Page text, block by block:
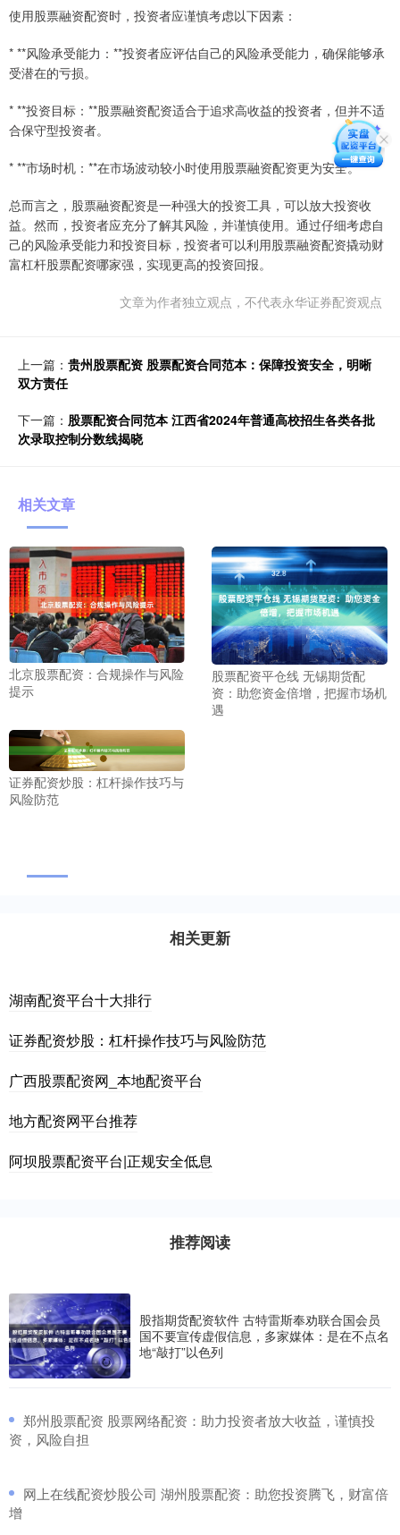
使用股票融资配资时，投资者应谨慎考虑以下因素：
* **风险承受能力：**投资者应评估自己的风险承受能力，确保能够承
受潜在的亏损。
* **投资目标：**股票融资配资适合于追求高收益的投资者，但并不适
合保守型投资者。
* **市场时机：**在市场波动较小时使用股票融资配资更为安全。
总而言之，股票融资配资是一种强大的投资工具，可以放大投资收
益。然而，投资者应充分了解其风险，并谨慎使用。通过仔细考虑自
己的风险承受能力和投资目标，投资者可以利用股票融资配资撬动财
富杠杆股票配资哪家强，实现更高的投资回报。
文章为作者独立观点，不代表永华证券配资观点
上一篇： 贵州股票配资 股票配资合同范本：保障投资安全，明晰
双方责任
下一篇： 股票配资合同范本 江西省2024年普通高校招生各类各批
次录取控制分数线揭晓
相关文章
北京股票配资：合规操作与风险
提示
股票配资平仓线 无锡期货配
资：助您资金倍增，把握市场机
遇
证券配资炒股：杠杆操作技巧与
风险防范
相关更新
湖南配资平台十大排行
证券配资炒股：杠杆操作技巧与风险防范
广西股票配资网_本地配资平台
地方配资网平台推荐
阿坝股票配资平台|正规安全低息
推荐阅读
股指期货配资软件 古特雷斯奉劝联合国会员
国不要宣传虚假信息，多家媒体：是在不点名
地“敲打”以色列
​郑州股票配资 股票网络配资：助力投资者放大收益，谨慎投
资，风险自担
​网上在线配资炒股公司 湖州股票配资：助您投资腾飞，财富倍
增